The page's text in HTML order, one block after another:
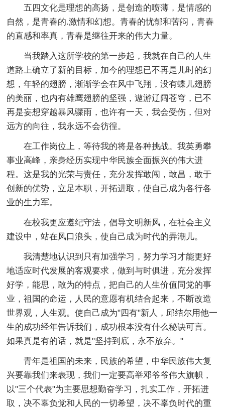
五四文化是理想的高扬，是创造的喷薄，是情感的
自然，是青春的.激情和幻想。青春的忧郁和苦闷，青春
的直感和率真，青春是继往开来的伟大力量。
当我踏入这所学校的第一步起，我就在自己的人生
道路上确立了新的目标，加今的理想已不再是儿时的幻
想，年轻的翅膀，渐渐学会在风中飞翔，没有蝶儿翅膀
的美丽，也内有雄鹰翅膀的坚强，遨游辽阔苍穹，已不
再是妄想穿越暴风骤雨，也许有一天，我会受伤，但对
远方的向往，我永远不会彷徨。
在工作岗位上，等待我的将是各种挑战。我英勇攀
事业高峰，亲身经历实现中华民族全面振兴的伟大进
程。这是我的光荣与责任，充分发挥敢闯，敢昌，敢于
创新的优势，立足本职，开拓进取，使自己成为各行各
业的生力军。
在校我更应遵纪守法，倡导文明新风，在社会主义
建设中，站在风口浪头，使自己成为时代的弄潮儿。
我清楚地认识到只有加强学习，努力学习才能更好
地适应时代发展的客观要求，做到与时俱进，充分发挥
好学，能思，敢为的特点，把自己的人生价值同党的事
业，祖国的命运，人民的意愿有机结合起来，不断改造
世界观，人生观。使自己成为"四有"新人，邱结尔用他一
生的成功经年告诉我们，成功根本没有什么秘诀可言。
如果真是有的话，就是"坚持到底，永不放弃。"
青年是祖国的未来，民族的希望，中华民族伟大复
兴要靠我们来表现，我们一定要高举邓爷爷伟大旗帜，
以"三个代表"为主要思想勤奋学习，扎实工作，开拓进
取，决不辜负党和人民的一切希望，决不辜负时代的重